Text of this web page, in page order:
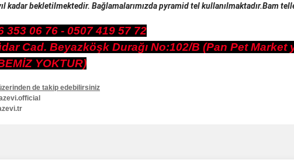
kadar bekletilmektedir. Bağlamalarımızda pyramid tel kullanılmaktadır.Bam
353 06 76 - 0507 419 57 72
Cad. Beyazköşk Durağı No:102/B (Pan Pet Market
YOKTUR)
de takip edebilirsiniz